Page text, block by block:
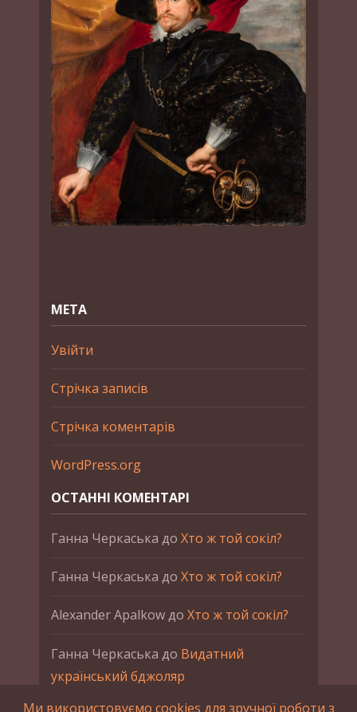
МЕТА
Увійти
Стрічка записів
Стрічка коментарів
WordPress.org
ОСТАННІ КОМЕНТАРІ
Ганна Черкаська до Хто ж той сокіл?
Ганна Черкаська до Хто ж той сокіл?
Alexander Apalkowдо Хто ж той сокіл?
Ганна Черкаська до Видатний
український бджоляр
Ми використовуємо cookies для зручної роботи з